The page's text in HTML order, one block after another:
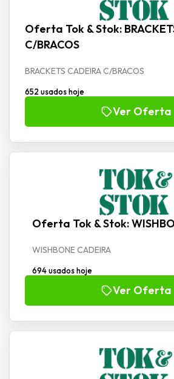
Oferta Tok & Stok:
C/BRACOS
BRACKETS CADEIRA C/BRACOS
652 usados hoje
Ver Oferta
Oferta Tok & Stok:
WISHBONE CADEIRA
694 usados hoje
Ver Oferta